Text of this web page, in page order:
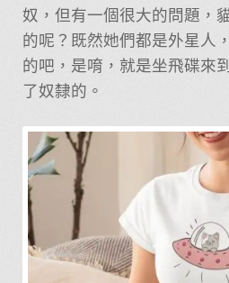
奴，但有一個很大的問題，
的呢？既然她們都是外星人
的吧，是唷，就是坐飛碟來
了奴隸的。